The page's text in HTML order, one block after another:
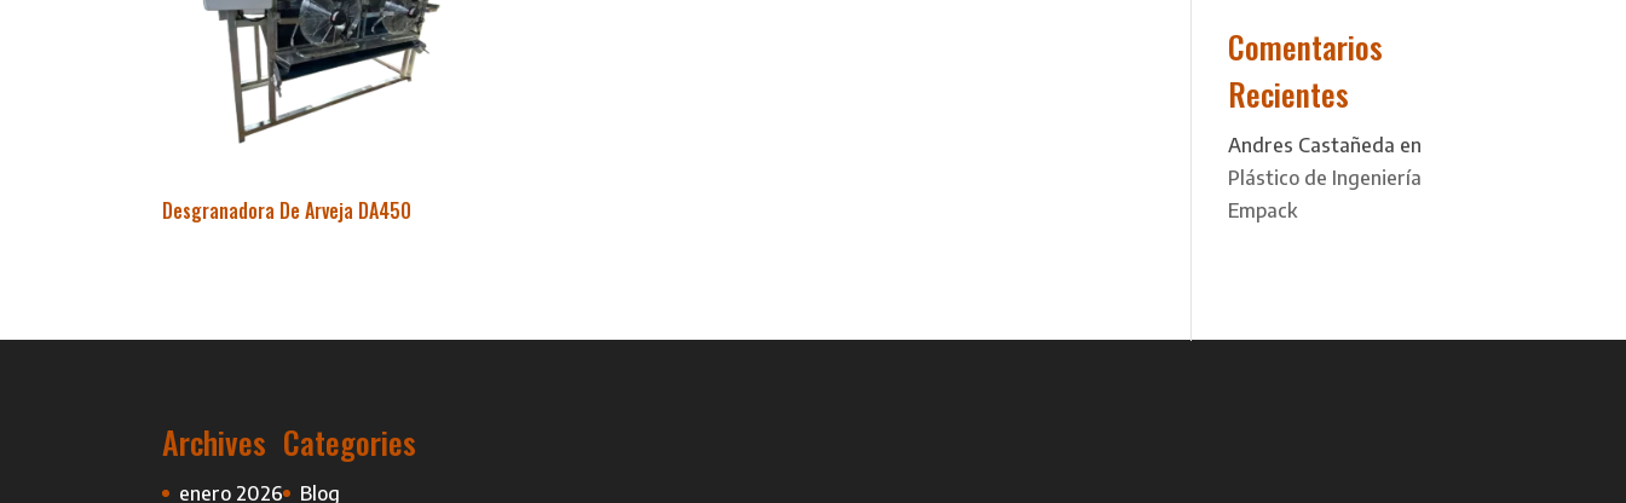
Desgranadora De Arveja DA450
Comentarios
Recientes
Andres Castañeda en
Plástico de Ingeniería
Empack
Archives
enero 2026
Categories
Blog